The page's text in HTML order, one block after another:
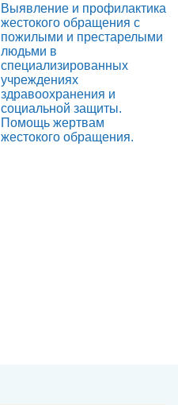
Выявление и профилактика
жестокого обращения с
пожилыми и престарелыми
людьми в
специализированных
учреждениях
здравоохранения и
социальной защиты.
Помощь жертвам
жестокого обращения.